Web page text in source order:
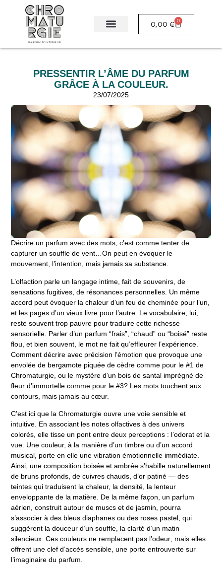
0,00 € 0
PRESSENTIR L’ÂME DU PARFUM
GRÂCE À LA COULEUR.
23/07/2025
Décrire un parfum avec des mots, c’est comme tenter de
capturer un souffle de vent…On peut en évoquer le
mouvement, l’intention, mais jamais sa substance.
L’olfaction parle un langage intime, fait de souvenirs, de
sensations fugitives, de résonances personnelles . Un même
accord peut évoquer la chaleur d’un feu de cheminée pour l’un,
et les pages d’un vieux livre pour l’autre. Le vocabulaire, lui,
reste souvent trop pauvre pour traduire cette richesse
sensorielle. Parler d’un parfum “frais”, “chaud” ou “boisé” reste
flou, et bien souvent, le mot ne fait qu’effleurer l’expérience.
Comment décrire avec précision l’émotion que provoque une
envolée de bergamote piquée de cèdre comme pour le #1 de
Chromaturgie, ou le mystère d’un bois de santal imprégné de
fleur d’immortelle comme pour le #3? Les mots touchent aux
contours, mais jamais au cœur.
C’est ici que laChromaturgie ouvre une voie sensible et
intuitive. En associant les notes olfactives à des univers
colorés,elle tisse un pont entre deux perceptions : l’odorat et la
vue. Une couleur, à la manière d’un timbre ou d’un accord
musical, porte en elle une vibration émotionnelle immédiate.
Ainsi, une composition boisée et ambrée s’habille naturellement
de bruns profonds, de cuivres chauds, d’or patiné — des
teintes qui traduisent la chaleur, la densité, la lenteur
enveloppante de la matière. De la même façon, un parfum
aérien, construit autour de muscs et de jasmin, pourra
s’associer à des bleus diaphanes ou des roses pastel, qui
suggèrent la douceur d’un souffle, la clarté d’un matin
silencieux.Ces couleurs ne remplacent pas l’odeur, maiselles
offrent une clef d’accès sensible, une porte entrouverte sur
l’imaginaire du parfum.